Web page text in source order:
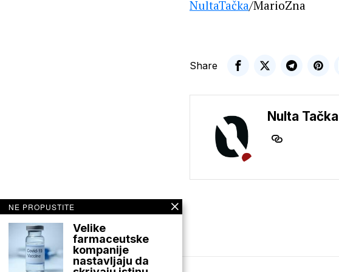
NultaTačka/MarioZna
Share
Nulta Tačka
NE PROPUSTITE
Velike
farmaceutske
kompanije
nastavljaju da